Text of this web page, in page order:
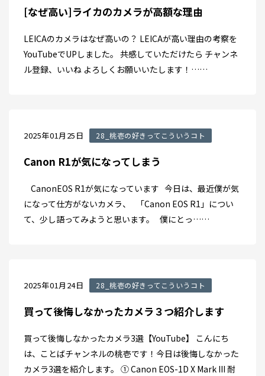
[なぜ高い]ライカのカメラが高額な理由
LEICAのカメラはなぜ高いの？ LEICAが高い理由の考察を
YouTubeでUPしました。 共感していただけたら チャンネ
ル登録、いいね よろしくお願いいたします！……
2025年01月25日 28_桃壱の好きってこういうコト
Canon R1が気になってしまう
CanonEOS R1が気になっています 今日は、最近僕が気
になって仕方がないカメラ、 「Canon EOS R1」につい
て、少し語ってみようと思います。 僕にとっ……
2025年01月24日 28_桃壱の好きってこういうコト
買って後悔しなかったカメラ３つ紹介します
買って後悔しなかったカメラ3選【YouTube】 こんにち
は、ことばチャンネルの桃壱です！今日は後悔しなかった
カメラ3選を紹介します。 ① Canon EOS-1D X Mark III 耐